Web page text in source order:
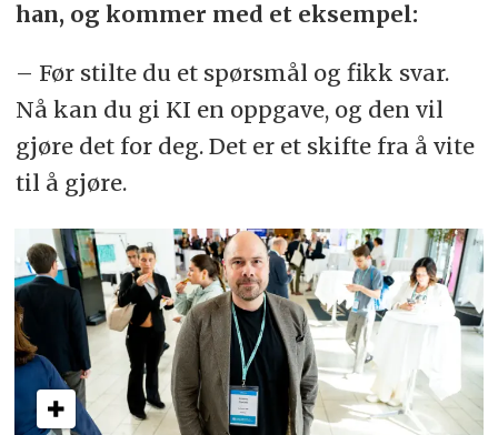
han, og kommer med et eksempel:
– Før stilte du et spørsmål og fikk svar.
Nå kan du gi KI en oppgave, og den vil
gjøre det for deg. Det er et skifte fra å vite
til å gjøre.